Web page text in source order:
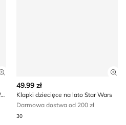
Zobacz szczegóły produktu
Trampki męskie na wiosnę Star Wars
49.99 zł
Klapki dziecięce na lato Star Wars
Darmowa dostwa od 200 zł
30